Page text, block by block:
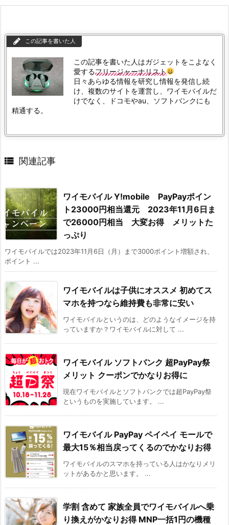
この記事を書いた人
この記事を書いた人はガジェットをこよなく
愛するフリージャーナリスト
日々あらゆる情報を研究し情報を発信し続
け、複数のサイトを運営し、ワイモバイルだ
けでなく、ドコモやau、ソフトバンクにも
精通する。
 関連記事
ワイモバイル Y!mobile PayPayポイン
ト23000円相当還元 2023年11月6日ま
で26000円相当 大変お得 メリットた
っぷり
ワイモバイルでは2023年11月6日（月）まで3000ポイント増額され、
ポイント ...
ワイモバイルは子供にオススメ 初めてス
マホを持つなら維持費も非常に安い
ワイモバイルというのは、どのようなイメージを持
っていますか？ワイモバイルに対して ...
ワイモバイル ソフトバンク 超PayPay祭
メリット クーポンでかなりお得に
現在ワイモバイルとソフトバンクでは超PayPay祭
というものを実施しています。 ...
ワイモバイル PayPay ペイペイ モールで
最大15％相当戻ってくるのでかなりお得
ワイモバイルのスマホを持っている人はかなりメリ
ットがあるかと思います。 ...
学割 含めて 家族全員でワイモバイルへ乗
り換えがかなりお得 MNP一括1円の機種